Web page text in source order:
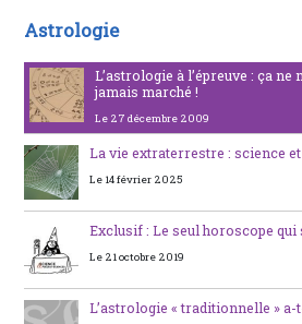
Astrologie
L’astrologie à l’épreuve : ça ne
jamais marché !
Le 27 décembre 2009
La vie extraterrestre : science
Le 14 février 2025
Exclusif : Le seul horoscope qui
Le 21 octobre 2019
L’astrologie « traditionnelle »